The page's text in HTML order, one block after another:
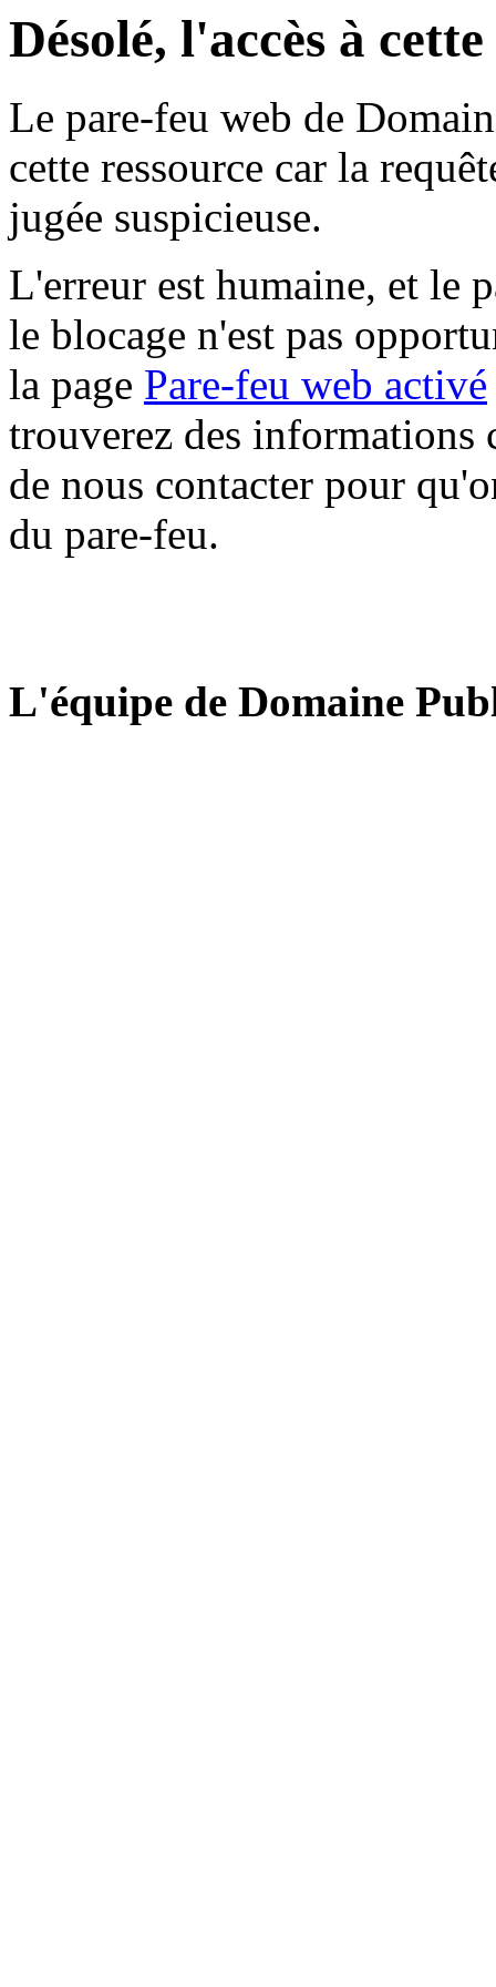
Désolé, l'accès à
Le pare-feu web de
cette ressource car la
jugée suspicieuse.
L'erreur est humaine, et le
le blocage n'est pas
la page Pare-feu web activé
trouverez des informations
de nous contacter pour
du pare-feu.
L'équipe de Domaine